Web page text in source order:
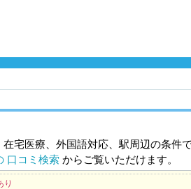
宅医療、外国語対応、駅周辺の条件
口コミ検索 からご覧いただけます。
り